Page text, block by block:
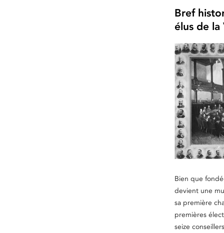
Bref
élus de
Bien que
devient une
sa première
premières
seize